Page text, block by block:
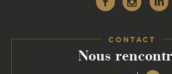
CONTACT
Nous